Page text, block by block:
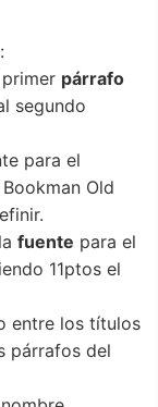
párrafo
segundo
para el
Old
fuente para el
11ptos el
entre los títulos
párrafos del